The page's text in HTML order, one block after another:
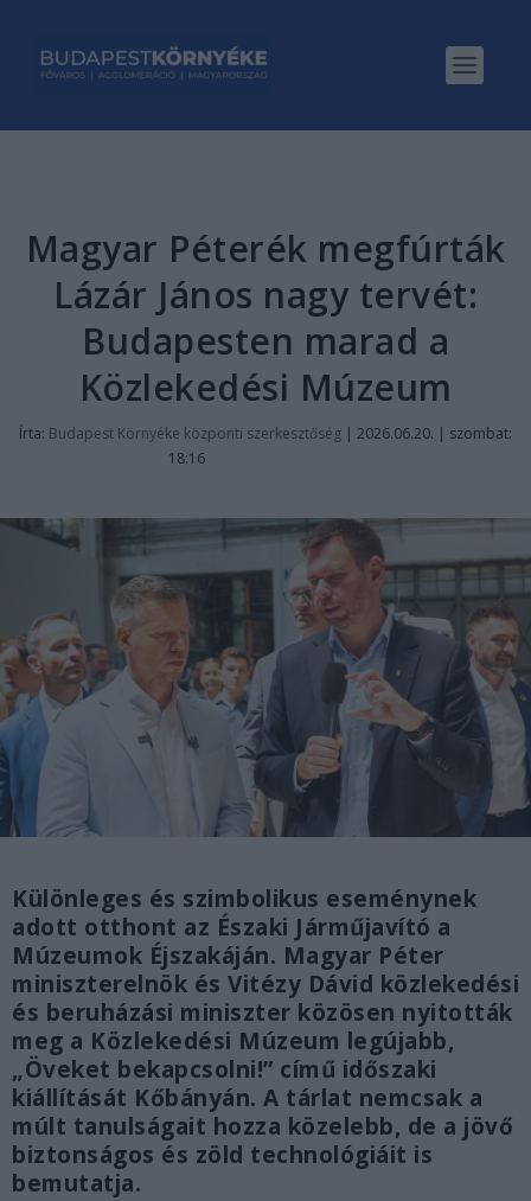
Magyar Péterék megfúrták
Lázár János nagy tervét:
Budapesten marad a
Közlekedési Múzeum
Írta: Budapest Környéke központi szerkesztőség | 2026.06.20. | szombat:
18:16
Különleges és szimbolikus eseménynek
adott otthont az Északi Járműjavító a
Múzeumok Éjszakáján. Magyar Péter
miniszterelnök és Vitézy Dávid közlekedési
és beruházási miniszter közösen nyitották
meg a Közlekedési Múzeum legújabb,
„Öveket bekapcsolni!” című időszaki
kiállítását Kőbányán. A tárlat nemcsak a
múlt tanulságait hozza közelebb, de a jövő
biztonságos és zöld technológiáit is
bemutatja.